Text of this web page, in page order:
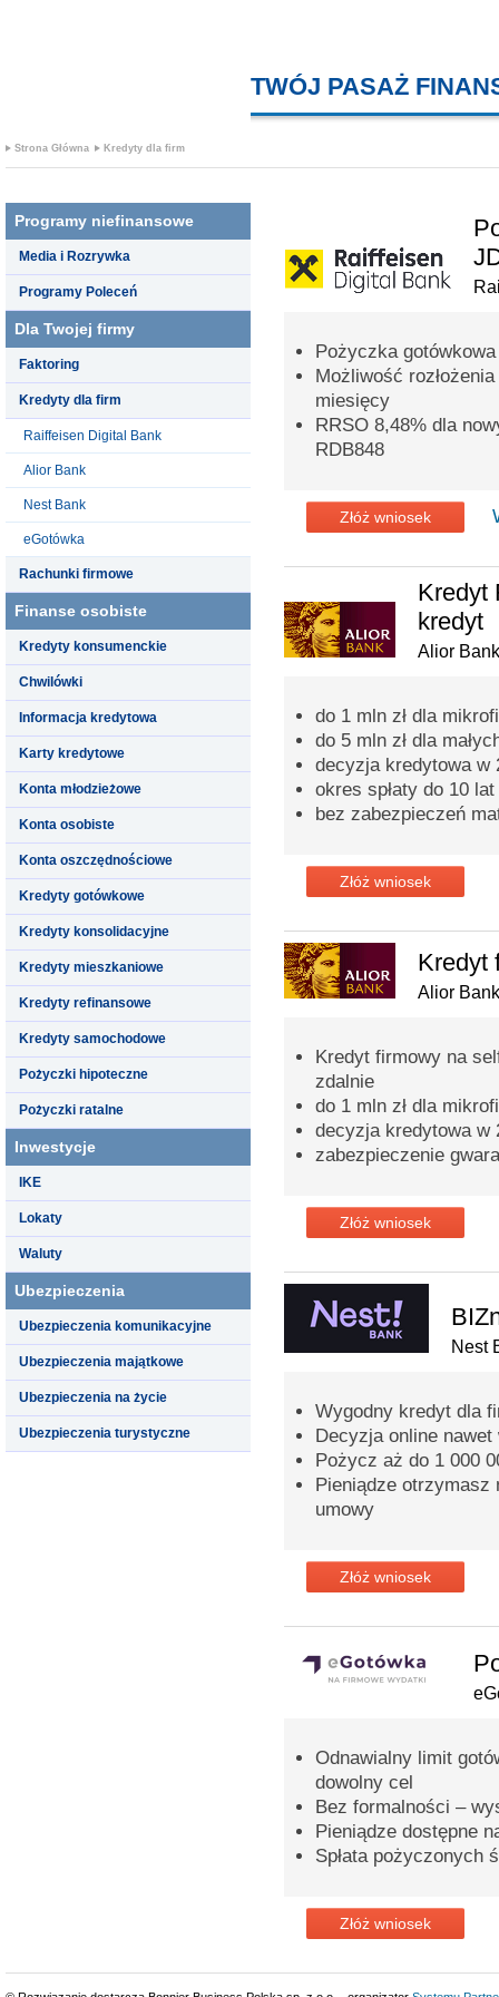
TWÓJ PASAŻ
Strona Główna Kredyty dla firm
Programy niefinansowe
Media i Rozrywka
Programy Poleceń
Dla Twojej firmy
Faktoring
Kredyty dla firm
Raiffeisen Digital Bank
Alior Bank
Nest Bank
eGotówka
Rachunki firmowe
Finanse osobiste
Kredyty konsumenckie
Chwilówki
Informacja kredytowa
Karty kredytowe
Konta młodzieżowe
Konta osobiste
Konta oszczędnościowe
Kredyty gotówkowe
Kredyty konsolidacyjne
Kredyty mieszkaniowe
Kredyty refinansowe
Kredyty samochodowe
Pożyczki hipoteczne
Pożyczki ratalne
Inwestycje
IKE
Lokaty
Waluty
Ubezpieczenia
Ubezpieczenia komunikacyjne
Ubezpieczenia majątkowe
Ubezpieczenia na życie
Ubezpieczenia turystyczne
Pożyczka
Możliwość
miesięcy
RRSO 8,48% dla
RDB848
Złóż wniosek
Kredyt
kredyt
Alior Bank
do 1 mln zł dla
do 5 mln zł dla
decyzja kredytowa w
okres spłaty do 10 lat
bez zabezpieczeń
Złóż wniosek
Kredyt
Alior Bank
Kredyt firmowy na
zdalnie
do 1 mln zł dla
decyzja kredytowa w
zabezpieczenie
Złóż wniosek
Nest
Wygodny kredyt dla
Decyzja online nawet
Pożycz aż do 1 000
Pieniądze otrzymasz
umowy
Złóż wniosek
Odnawialny limit
dowolny cel
Bez formalności –
Pieniądze dostępne
Spłata pożyczonych
Złóż wniosek